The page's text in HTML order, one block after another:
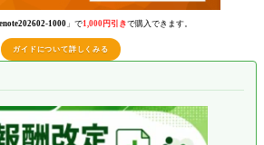
1000 」で1,000円引きで購入できます。
ガイドについて詳しくみる